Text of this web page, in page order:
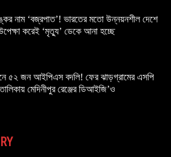
নাম ‘বজ্রপাত’! ভারতের মতো উন্নয়নশীল দেশে
করেই ‘মৃত্যু’ ডেকে আনা হচ্ছে
৫২ জন আইপিএস বদলি! ফের ঝাড়গ্রামের এসপি
মেদিনীপুর রেঞ্জের ডিআইজি’ও